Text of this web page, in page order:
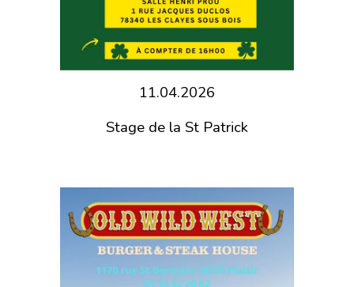
11.04.2026
Stage de la St Patrick